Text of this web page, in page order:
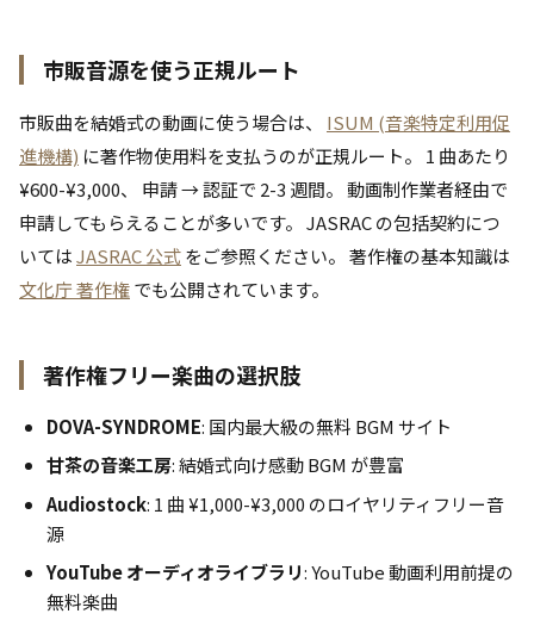
市販音源を使う正規ルート
市販曲を結婚式の動画に使う場合は、 ISUM (音楽特定利用促
進機構) に著作物使用料を支払うのが正規ルート。 1 曲あたり
¥600-¥3,000、 申請 → 認証で 2-3 週間。 動画制作業者経由で
申請してもらえることが多いです。 JASRAC の包括契約につ
いてはJASRAC 公式をご参照ください。 著作権の基本知識は
文化庁 著作権でも公開されています。
著作権フリー楽曲の選択肢
DOVA-SYNDROME: 国内最大級の無料 BGM サイト
甘茶の音楽工房: 結婚式向け感動 BGM が豊富
Audiostock: 1 曲 ¥1,000-¥3,000 のロイヤリティフリー音
源
YouTube オーディオライブラリ: YouTube 動画利用前提の
無料楽曲